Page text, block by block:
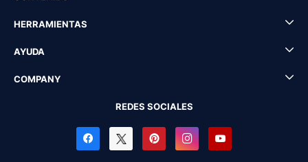
HERRAMIENTAS
AYUDA
COMPANY
REDES SOCIALES